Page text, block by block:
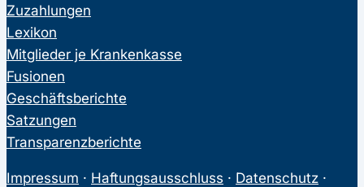
Zuzahlungen
Lexikon
Mitglieder je Krankenkasse
Fusionen
Geschäftsberichte
Satzungen
Transparenzberichte
Impressum · Haftungsausschluss · Datenschutz ·